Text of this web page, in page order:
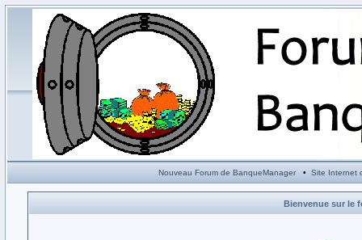
Nouveau Forum de BanqueManager• Site Internet
Bienvenue sur le